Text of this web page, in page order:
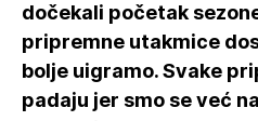
dočekali početak
pripremne utakmice
bolje uigramo. Svake
padaju jer smo se već